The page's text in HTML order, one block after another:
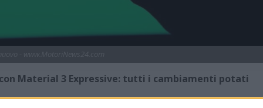
Material 3 Expressive: tutti i cambiamenti potati